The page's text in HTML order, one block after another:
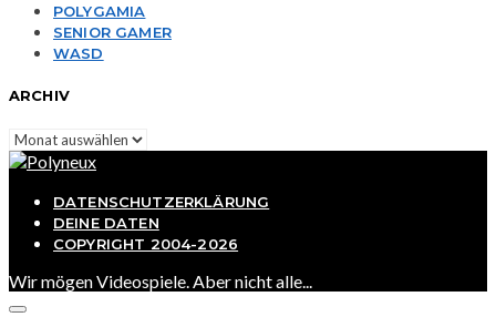
POLYGAMIA
SENIOR GAMER
WASD
ARCHIV
Archiv
DATENSCHUTZERKLÄRUNG
DEINE DATEN
COPYRIGHT 2004-2026
Wir mögen Videospiele. Aber nicht alle...